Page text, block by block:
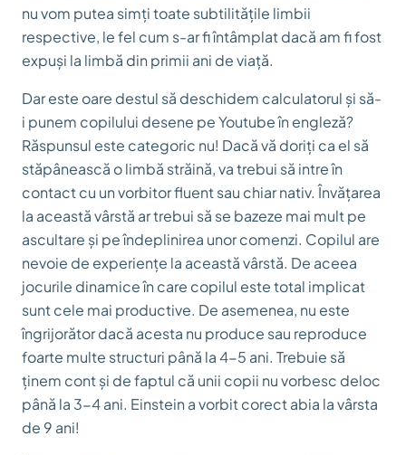
nu vom putea simți toate subtilitățile limbii
respective, le fel cum s-ar fi întâmplat dacă am fi fost
expuși la limbă din primii ani de viață.
Dar este oare destul să deschidem calculatorul și să-
i punem copilului desene pe Youtube în engleză?
Răspunsul este categoric nu! Dacă vă doriți ca el să
stăpânească o limbă străină, va trebui să intre în
contact cu un vorbitor fluent sau chiar nativ. Învățarea
la această vârstă ar trebui să se bazeze mai mult pe
ascultare și pe îndeplinirea unor comenzi. Copilul are
nevoie de experiențe la această vârstă. De aceea
jocurile dinamice în care copilul este total implicat
sunt cele mai productive. De asemenea, nu este
îngrijorător dacă acesta nu produce sau reproduce
foarte multe structuri până la 4-5 ani. Trebuie să
ținem cont și de faptul că unii copii nu vorbesc deloc
până la 3-4 ani. Einstein a vorbit corect abia la vârsta
de 9 ani!